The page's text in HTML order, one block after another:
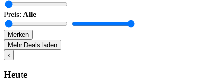
Preis: Alle
Merken
Mehr Deals laden
‹
Heute